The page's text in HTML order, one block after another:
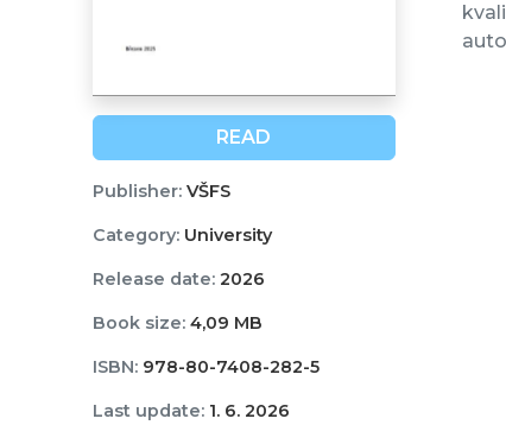
READ
Publisher:VŠFS
Category:University
Release date:2026
Book size:4,09 MB
ISBN:978-80-7408-282-5
Last update:1. 6. 2026